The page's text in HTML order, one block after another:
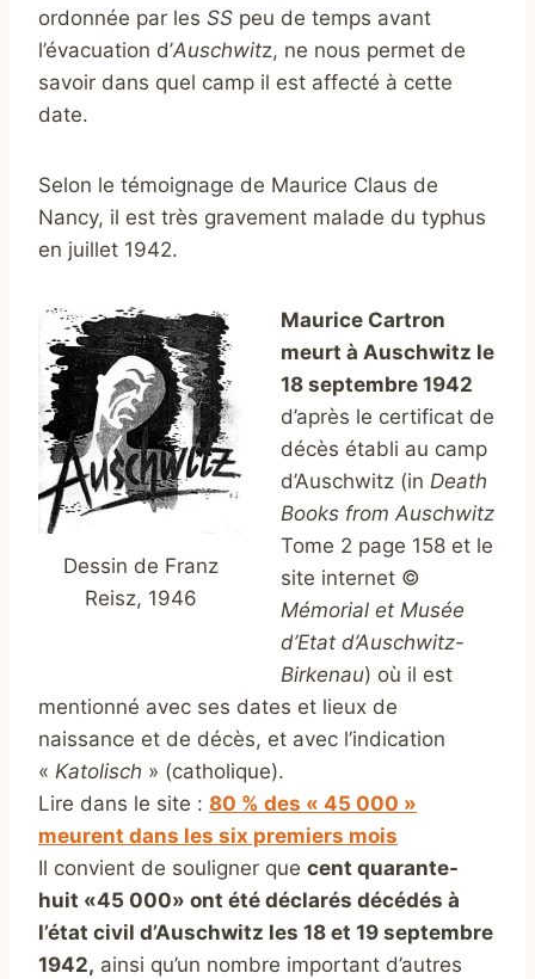
ordonnée par les SS peu de temps avant
l’évacuation d’Auschwitz, ne nous permet de
savoir dans quel camp il est affecté à cette
date.
Selon le témoignage de Maurice Claus de
Nancy, il est très gravement malade du typhus
en juillet 1942.
Dessin de Franz
Reisz, 1946
Maurice Cartron
meurt à Auschwitz le
18 septembre 1942
d’après le certificat de
décès établi au camp
d’Auschwitz (in Death
Books from Auschwitz
Tome 2 page 158 et le
site internet ©
Mémorial et Musée
d’Etat d’Auschwitz-
Birkenau) où il est
mentionné avec ses dates et lieux de
naissance et de décès, et avec l’indication
« Katolisch » (catholique).
Lire dans le site : 80 % des « 45 000 »
meurent dans les six premiers mois
Il convient de souligner que cent quarante-
huit «45 000» ont été déclarés décédés à
l’état civil d’Auschwitz les 18 et 19 septembre
1942, ainsi qu’un nombre important d’autres